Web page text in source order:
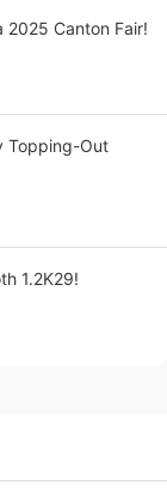
2025 Canton Fair!
Topping-Out
1.2K29!